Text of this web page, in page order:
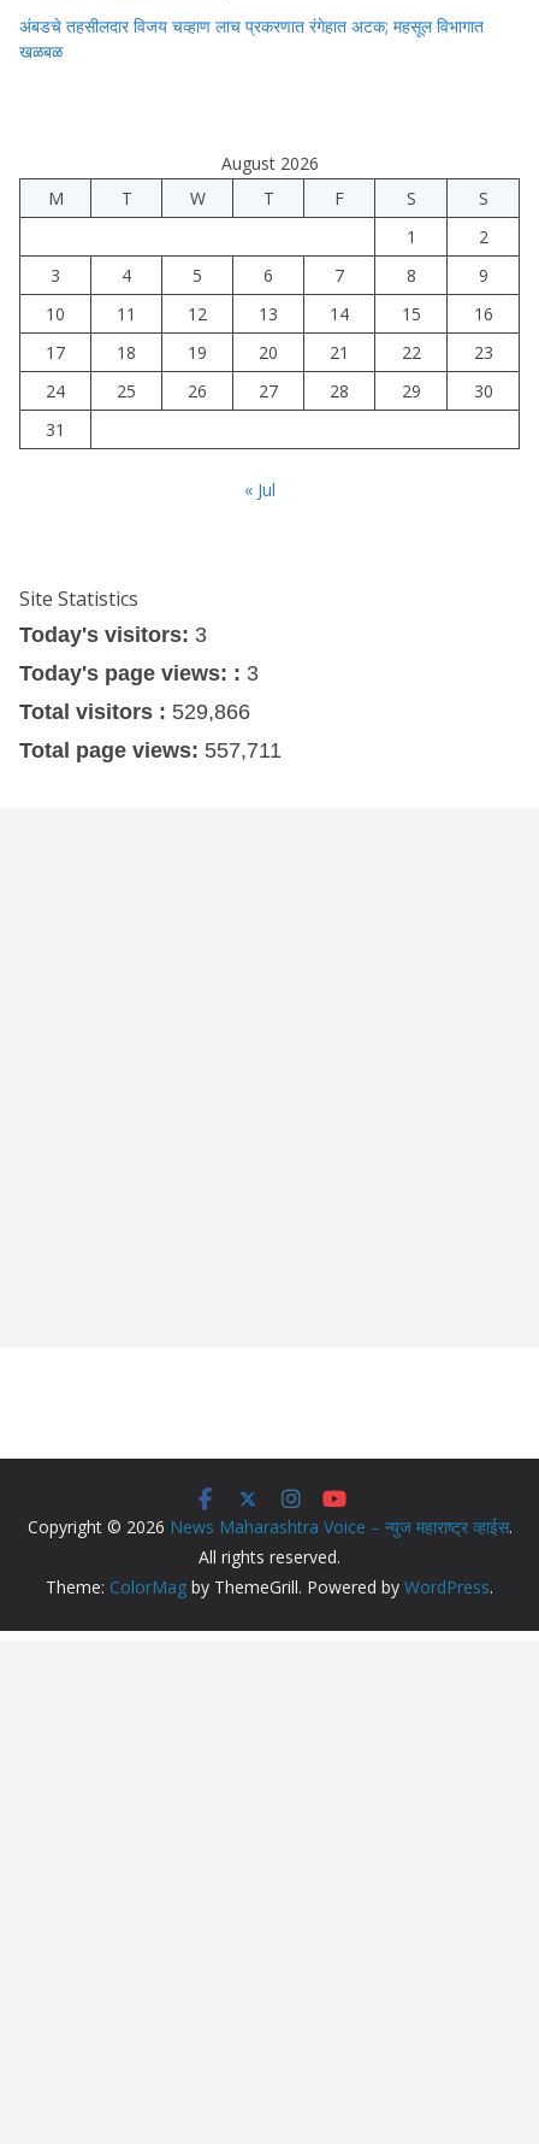
अंबडचे तहसीलदार विजय चव्हाण लाच प्रकरणात रंगेहात अटक; महसूल विभागात
खळबळ
August 2026
M
T W T F S
S
1
2
3
4 5 6 7 8
9
10
11 12 13 14 15
16
17
18 19 20 21 22
23
24
25 26 27 28 29
30
31
« Jul
Site Statistics
Today's visitors: 3
Today's page views: : 3
Total visitors : 529,866
Total page views: 557,711
Copyright © 2026 News Maharashtra Voice – न्युज महाराष्ट्र व्हाईस.
All rights reserved.
Theme: ColorMag by ThemeGrill. Powered by WordPress.